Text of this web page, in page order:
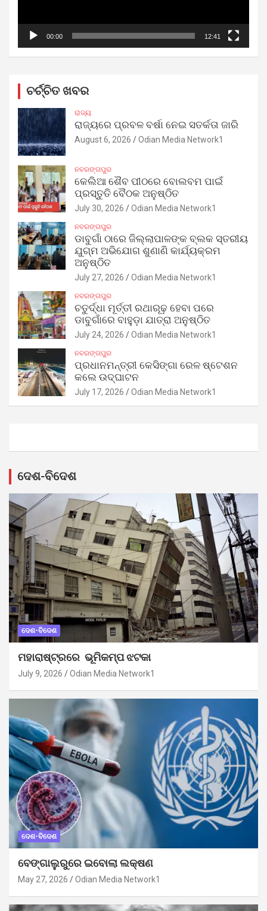
00:00 12:41
ଚର୍ଚ୍ଚିତ ଖବର
ରାଜ୍ୟ
ରାଜ୍ୟରେ ପ୍ରବଳ ବର୍ଷା ନେଇ ସତର୍କତା ଜାରି
August 6, 2026 Odian Media Network1
ନବରଙ୍ଗପୁର
କେଲିଆ ଶୈବ ପୀଠରେ ବୋଲବମ ପାଇଁ
ପ୍ରସ୍ତୁତି ବୈଠକ ଅନୁଷ୍ଠିତ
July 30, 2026 Odian Media Network1
ନବରଙ୍ଗପୁର
ଡାବୁଗାଁ ଠାରେ ଜିଲ୍ଲାପାଳଙ୍କ ବ୍ଲକ ସ୍ତରୀୟ
ଯୁଗ୍ମ ଅଭିଯୋଗ ଶୁଣାଣି କାର୍ଯ୍ୟକ୍ରମ
ଅନୁଷ୍ଠିତ
July 27, 2026 Odian Media Network1
ନବରଙ୍ଗପୁର
ଚତୁର୍ଦ୍ଧା ମୂର୍ତ୍ତୀ ରଥାରୂଢ଼ ହେବା ପରେ
ଡାବୁଗାଁରେ ବାହୁଡ଼ା ଯାତ୍ରା ଅନୁଷ୍ଠିତ
July 24, 2026 Odian Media Network1
ନବରଙ୍ଗପୁର
ପ୍ରଧାନମନ୍ତ୍ରୀ କେସିଙ୍ଗା ରେଳ ଷ୍ଟେଶନ
କଲେ ଉଦ୍‌ଘାଟନ
July 17, 2026 Odian Media Network1
ଦେଶ-ବିଦେଶ
ଦେଶ-ବିଦେଶ
ମହାରାଷ୍ଟ୍ରରେ ଭୂମିକମ୍ପ ଝଟକା
July 9, 2026 Odian Media Network1
ଦେଶ-ବିଦେଶ
ବେଙ୍ଗାଲୁରୁରେ ଇବୋଲା ଲକ୍ଷଣ
May 27, 2026 Odian Media Network1